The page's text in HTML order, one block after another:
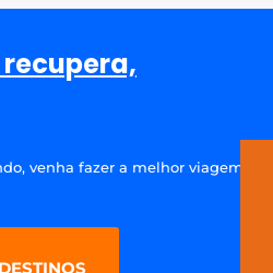
venha fazer a melhor viagem da